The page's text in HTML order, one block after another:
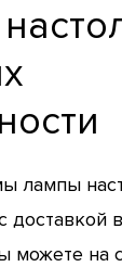
лампы
доставкой
можете на